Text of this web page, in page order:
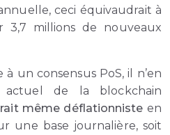
ceci équivaudrait à
3,7 millions de nouveaux
à un consensus PoS, il n’en
actuel de la blockchain
même déflationniste en
une base journalière, soit